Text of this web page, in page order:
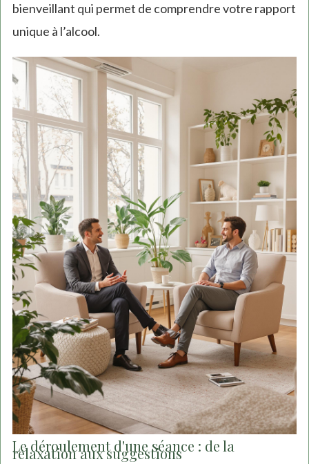
bienveillant qui permet de comprendre votre rapport
unique à l’alcool.
Le déroulement d'une séance : de la
relaxation aux suggestions